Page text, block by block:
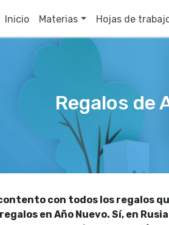
Inicio Materias Hojas de
Regalos de
con todos los regalos
en Año Nuevo. Sí, en